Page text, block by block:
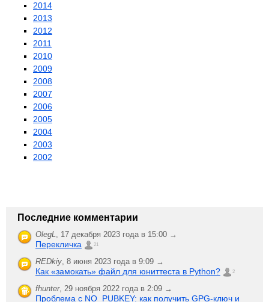
2014
2013
2012
2011
2010
2009
2008
2007
2006
2005
2004
2003
2002
Последние комментарии
OlegL, 17 декабря 2023 года в 15:00 →
Перекличка 21
REDkiy, 8 июня 2023 года в 9:09 →
Как «замокать» файл для юниттеста в Python? 2
fhunter, 29 ноября 2022 года в 2:09 →
Проблема с NO_PUBKEY: как получить GPG-ключ и